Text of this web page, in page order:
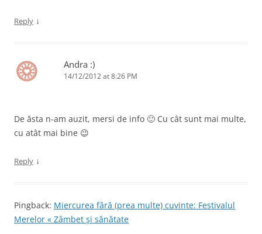
Reply ↓
Andra :)
14/12/2012 at 8:26 PM
De ăsta n-am auzit, mersi de info 🙂 Cu cât sunt mai multe,
cu atât mai bine 😉
Reply ↓
Pingback: Miercurea fără (prea multe) cuvinte: Festivalul
Merelor « Zâmbet şi sănătate